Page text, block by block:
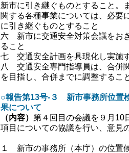
新市に引き継ぐものとすること。
関する各種事業については、必要
に引き継ぐものとすること
六 新市に交通安全対策会議をお
ること
七 交通安全計画を具現化し実施
八 交通安全専門指導員は、合併
を目指し、合併までに調整するこ
○報告第13号‐３ 新市事務所位置
果について
（内容） 第４回目の会議を９月10
項目についての協議を行い、意見
１ 新市の事務所（本庁）の位置